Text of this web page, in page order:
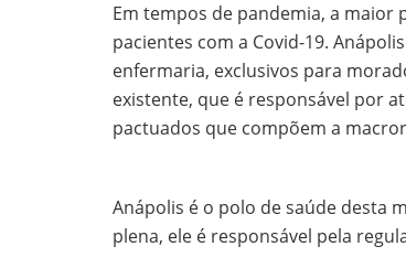
Em tempos de pandemia, a
pacientes com a Covid-19.
enfermaria, exclusivos para
existente, que é responsável por
pactuados que compõem a
Anápolis é o polo de saúde desta
plena, ele é responsável pela